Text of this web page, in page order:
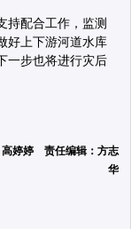
持配合工作，监测
好上下游河道水库
一步也将进行灾后
婷婷 责任编辑：方志
华